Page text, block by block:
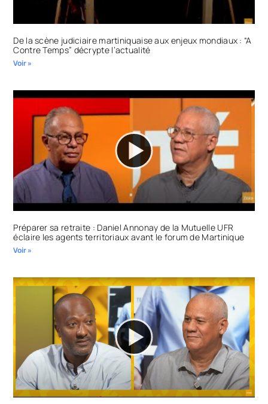
De la scène judiciaire martiniquaise aux enjeux mondiaux : “A
Contre Temps” décrypte l’actualité
Voir »
Préparer sa retraite : Daniel Annonay de la Mutuelle UFR
éclaire les agents territoriaux avant le forum de Martinique
Voir »